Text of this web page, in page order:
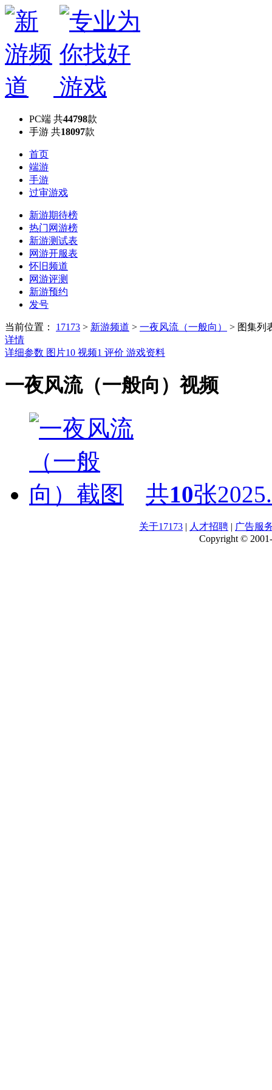
PC端 共44798款
手游 共18097款
首页
端游
手游
过审游戏
新游期待榜
热门网游榜
新游测试表
网游开服表
怀旧频道
网游评测
新游预约
发号
当前位置： 17173 > 新游频道 > 一夜风流（一般向） > 图集列
详情
详细参数 图片10 视频1 评价 游戏资料
一夜风流（一般向）视频
共10张
关于17173 | 人才招聘 | 广告服
Copyright ©